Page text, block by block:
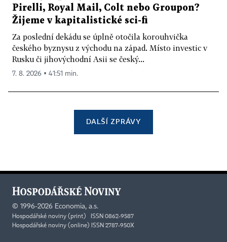
Pirelli, Royal Mail, Colt nebo Groupon?
Žijeme v kapitalistické sci-fi
Za poslední dekádu se úplně otočila korouhvička
českého byznysu z východu na západ. Místo investic v
Rusku či jihovýchodní Asii se český...
7. 8. 2026 ▪ 41:51 min.
DALŠÍ ZPRÁVY
© 1996-2026 Economia, a.s.
Hospodářské noviny (print) ISSN 0862-9587
Hospodářské noviny (online) ISSN 2787-950X